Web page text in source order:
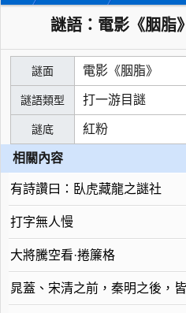
謎語：電影《胭脂
謎面 電影《胭脂》
謎語類型 打一游目謎
謎底 紅粉
相關內容
有詩讚曰：臥虎藏龍之謎社
打字無人慢
大將騰空看·捲簾格
晁蓋、宋清之前，秦明之後，